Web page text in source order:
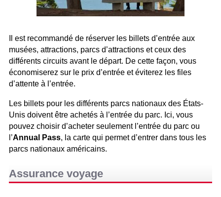
Il est recommandé de réserver les billets d’entrée aux
musées, attractions, parcs d’attractions et ceux des
différents circuits avant le départ. De cette façon, vous
économiserez sur le prix d’entrée et éviterez les files
d’attente à l’entrée.
Les billets pour les différents parcs nationaux des États-
Unis doivent être achetés à l’entrée du parc. Ici, vous
pouvez choisir d’acheter seulement l’entrée du parc ou
l’Annual Pass, la carte qui permet d’entrer dans tous les
parcs nationaux américains.
Assurance voyage